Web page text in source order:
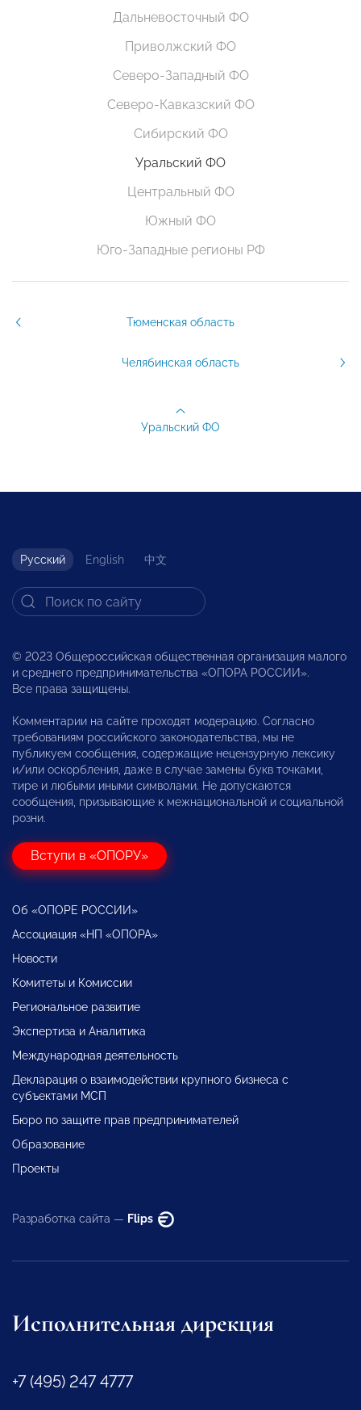
Дальневосточный ФО
Приволжский ФО
Северо-Западный ФО
Северо-Кавказский ФО
Сибирский ФО
Уральский ФО
Центральный ФО
Южный ФО
Юго-Западные регионы РФ
Тюменская область
Челябинская область
Уральский ФО
Русский English 中文
© 2023 Общероссийская общественная организация малого
и среднего предпринимательства «ОПОРА РОССИИ».
Все права защищены.
Комментарии на сайте проходят модерацию. Согласно
требованиям российского законодательства, мы не
публикуем сообщения, содержащие нецензурную лексику
и/или оскорбления, даже в случае замены букв точками,
тире и любыми иными символами. Не допускаются
сообщения, призывающие к межнациональной и социальной
розни.
Вступи в «ОПОРУ»
Об «ОПОРЕ РОССИИ»
Ассоциация «НП «ОПОРА»
Новости
Комитеты и Комиссии
Региональное развитие
Экспертиза и Аналитика
Международная деятельность
Декларация о взаимодействии крупного бизнеса с
субъектами МСП
Бюро по защите прав предпринимателей
Образование
Проекты
Разработка сайта — Flips
Исполнительная дирекция
+7 (495) 247 4777